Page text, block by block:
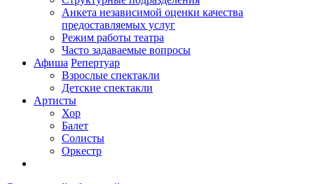
Анкета независимой оценки качества
предоставляемых услуг
Режим работы театра
Часто задаваемые вопросы
Афиша Репертуар
Взрослые спектакли
Детские спектакли
Артисты
Хор
Балет
Солисты
Оркестр